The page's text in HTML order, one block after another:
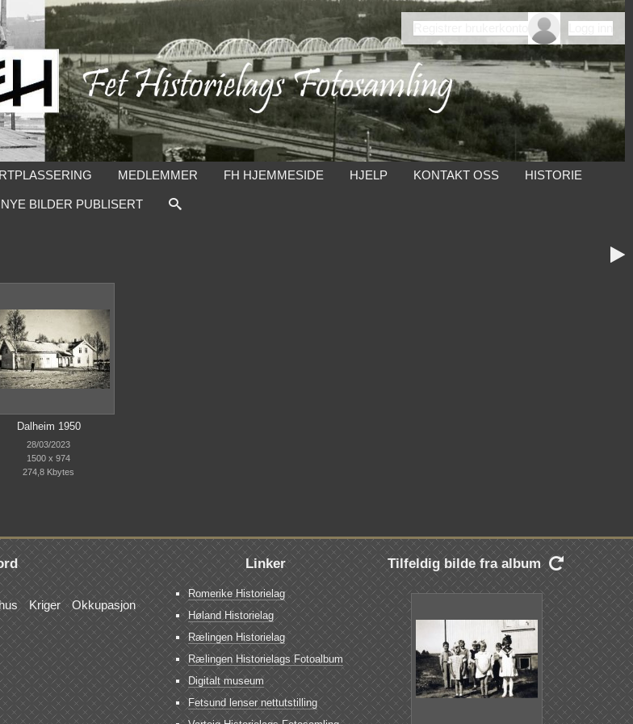
MEDLEMMER FH HJEMMESIDE HJELP KONTAKT OSS HISTORIE
NYE BILDER PUBLISERT

Dalheim 1950
28/03/2023
1500 x 974
274,8 Kbytes
Kriger Okkupasjon
Linker
Romerike Historielag
Høland Historielag
Rælingen Historielag
Rælingen Historielags Fotoalbum
Digitalt museum
Fetsund lenser nettutstilling
Tilfeldig bilde fra album 